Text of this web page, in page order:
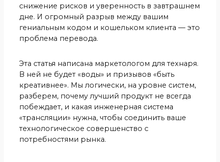
снижение рисков и уверенность в завтрашнем
дне. И огромный разрыв между вашим
гениальным кодом и кошельком клиента — это
проблема перевода.
Эта статья написана маркетологом для технаря.
В ней не будет «воды» и призывов «быть
креативнее». Мы логически, на уровне систем,
разберем, почему лучший продукт не всегда
побеждает, и какая инженерная система
«трансляции» нужна, чтобы соединить ваше
технологическое совершенство с
потребностями рынка.